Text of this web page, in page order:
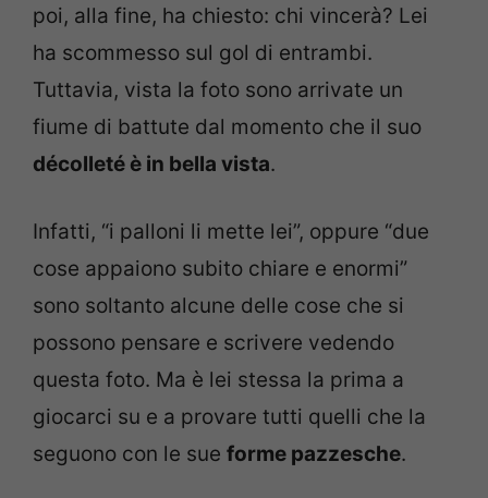
poi, alla fine, ha chiesto: chi vincerà? Lei
ha scommesso sul gol di entrambi.
Tuttavia, vista la foto sono arrivate un
fiume di battute dal momento che il suo
décolleté è in bella vista.
Infatti, “i palloni li mette lei”, oppure “due
cose appaiono subito chiare e enormi”
sono soltanto alcune delle cose che si
possono pensare e scrivere vedendo
questa foto. Ma è lei stessa la prima a
giocarci su e a provare tutti quelli che la
seguono con le sue forme pazzesche.